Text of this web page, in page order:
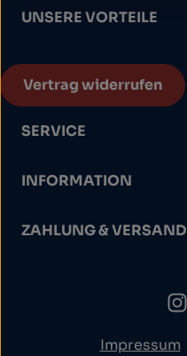
UNSERE VORTEILE
Vertrag widerrufen
SERVICE
INFORMATION
ZAHLUNG & VERSAND
Impressum